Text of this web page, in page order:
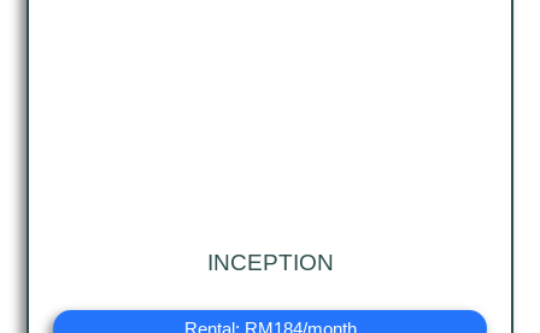
INCEPTION
Rental: RM184/month